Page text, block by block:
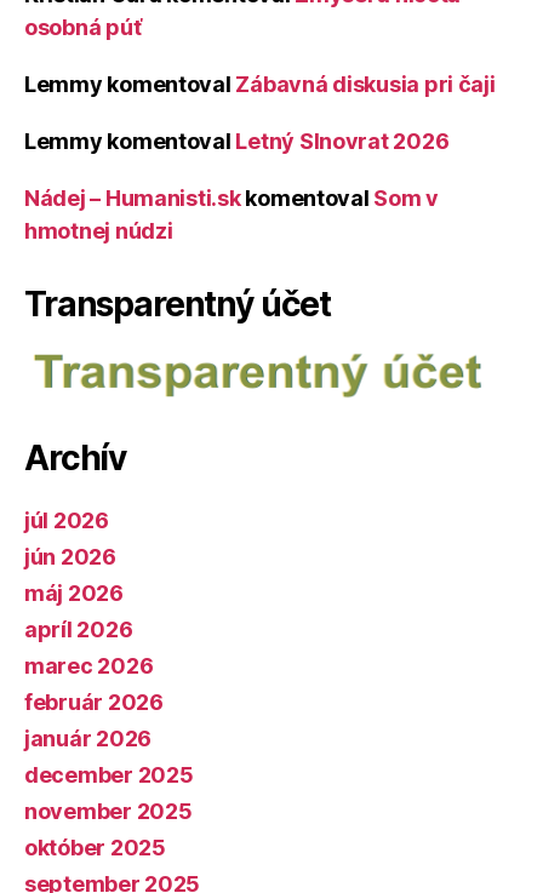
osobná púť
Lemmy komentoval Zábavná diskusia pri čaji
Lemmy komentoval Letný Slnovrat 2026
Nádej – Humanisti.skkomentoval Som v
hmotnej núdzi
Transparentný účet
Archív
júl 2026
jún 2026
máj 2026
apríl 2026
marec 2026
február 2026
január 2026
december 2025
november 2025
október 2025
september 2025